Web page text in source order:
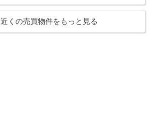
近くの売買物件をもっと見る